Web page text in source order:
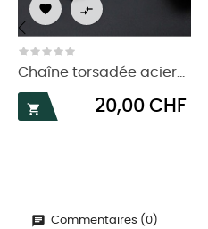
 
Chaîne torsadée acier...

Prix
20,00 CHF
Commentaires (0)